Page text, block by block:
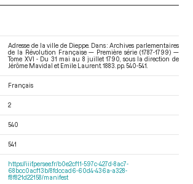
Adresse de la ville de Dieppe. Dans : Archives parlementaires
de la Révolution Française — Première série (1787-1799) —
Tome XVI - Du 31 mai au 8 juillet 1790 , sous la direction de
Jérôme Mavidal et Emile Laurent. 1883. pp. 540-541.
Français
2
540
541
https://iiif.persee.fr/b0e2cf11-597c-427d-8ac7-
68bcc0acf13b/8fdccad6-60d4-436a-a328-
f8f821d22158/manifest